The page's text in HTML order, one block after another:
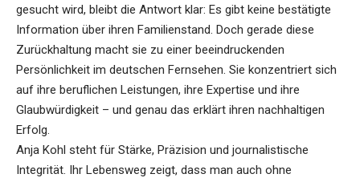
gesucht wird, bleibt die Antwort klar: Es gibt keine bestätigte
Information über ihren Familienstand. Doch gerade diese
Zurückhaltung macht sie zu einer beeindruckenden
Persönlichkeit im deutschen Fernsehen. Sie konzentriert sich
auf ihre beruflichen Leistungen, ihre Expertise und ihre
Glaubwürdigkeit – und genau das erklärt ihren nachhaltigen
Erfolg.
Anja Kohl steht für Stärke, Präzision und journalistische
Integrität. Ihr Lebensweg zeigt, dass man auch ohne